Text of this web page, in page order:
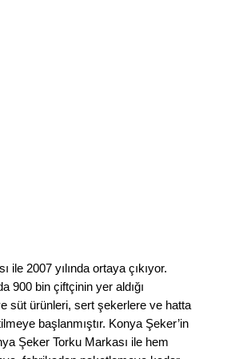
2007 yılında ortaya çıkıyor.
900 bin çiftçinin yer aldığı
süt ürünleri, sert şekerlere ve hatta
başlanmıştır. Konya Şeker’in
Şeker Torku Markası ile hem